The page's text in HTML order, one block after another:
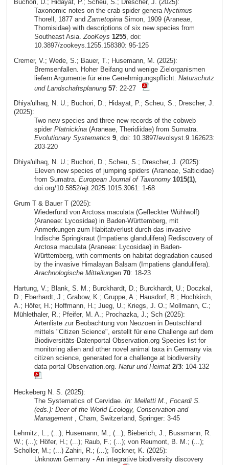
Buchori, D.; Hidayat, P.; Scheu, S.; Drescher, J. (2025):
Taxonomic notes on the crab-spider genera Nyctimus
Thorell, 1877 and ZametopinaSimon, 1909 (Araneae,
Thomisidae) with descriptions of six new species from
Southeast Asia. ZooKeys 1255, doi:
10.3897/zookeys.1255.158380: 95-125
Cremer, V.; Wede, S.; Bauer, T.; Husemann, M. (2025):
Bremsenfallen. Hoher Beifang und wenige Zielorganismen
liefern Argumente für eine Genehmigungspflicht. Naturschutz
und Landschaftsplanung 57: 22-27
Dhiya'ulhaq, N. U.; Buchori, D.; Hidayat, P.; Scheu, S.; Drescher, J.
(2025):
Two new species and three new records of the cobweb
spider Platnickina(Araneae, Theridiidae) from Sumatra.
Evolutionary Systematics 9, doi: 10.3897/evolsyst.9.162623:
203-220
Dhiya'ulhaq, N. U.; Buchori, D.; Scheu, S.; Drescher, J. (2025):
Eleven new species of jumping spiders (Araneae, Salticidae)
from Sumatra. European Journal of Taxonomy 1015(1),
doi.org/10.5852/ejt.2025.1015.3061: 1-68
Grum T & Bauer T (2025):
Wiederfund von Arctosa maculata (Gefleckter Wühlwolf)
(Araneae: Lycosidae) in Baden-Württemberg, mit
Anmerkungen zum Habitatverlust durch das invasive
Indische Springkraut (Impatiens glandulifera) Rediscovery of
Arctosa maculata (Araneae: Lycosidae) in Baden-
Württemberg, with comments on habitat degradation caused
by the invasive Himalayan Balsam (Impatiens glandulifera).
Arachnologische Mitteilungen 70: 18-23
Hartung, V.; Blank, S. M.; Burckhardt, D.; Burckhardt, U.; Doczkal,
D.; Eberhardt, J.; Grabow, K.; Gruppe, A.; Hausdorf, B.; Hochkirch,
A.; Höfer, H.; Hoffmann, H.; Jueg, U.; Kriegs, J. O.; Mollmann, C.;
Mühlethaler, R.; Pfeifer, M. A.; Prochazka, J.; Sch (2025):
Artenliste zur Beobachtung von Neozoen in Deutschland
mittels "Citizen Science", erstellt für eine Challenge auf dem
Biodiversitäts-Datenportal Observation.org Species list for
monitoring alien and other novel animal taxa in Germany via
citizen science, generated for a challenge at biodiversity
data portal Observation.org. Natur und Heimat 2/3: 104-132
Heckeberg N. S. (2025):
The Systematics of Cervidae. In: Melletti M., Focardi S.
(eds.): Deer of the World Ecology, Conservation and
Management, Cham, Switzerland, Springer: 3-45
Lehmitz, L.; (...); Husemann, M.; (...); Bieberich, J.; Bussmann, R.
W.; (...); Höfer, H.; (...); Raub, F.; (...); von Reumont, B. M.; (...);
Scholler, M.; (...) Zahiri, R.; (...); Tockner, K. (2025):
Unknown Germany - An integrative biodiversity discovery